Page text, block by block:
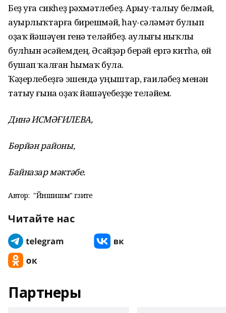
Беҙ уға сикһеҙ рәхмәтлебеҙ. Арыу-талыу белмәй,
ауырлыҡтарға бирешмәй, һау-сәләмәт булып
оҙаҡ йәшәүен генә теләйбеҙ. Һаулығы ныҡлы
булһын әсәйемдең. Әсәйҙәр берәй ергә китһә, өй
бушап ҡалған һымаҡ була.
‎Ҡәҙерлебеҙгә эшендә уңыштар, ғаиләбеҙ менән
татыу ғына оҙаҡ йәшәүебеҙҙе теләйем.
Динә ИСМӘҒИЛЕВА,
Бөрйән районы,
Байназар мәктәбе.
Автор: "Йәншишмә" гәзите
Читайте нас
Партнеры